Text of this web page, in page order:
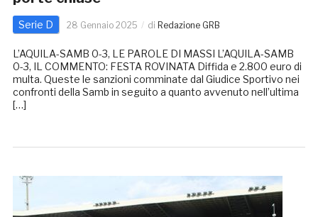
Serie D 28 Gennaio 2025 di Redazione GRB
L’AQUILA-SAMB 0-3, LE PAROLE DI MASSI L’AQUILA-SAMB
0-3, IL COMMENTO: FESTA ROVINATA Diffida e 2.800 euro di
multa. Queste le sanzioni comminate dal Giudice Sportivo nei
confronti della Samb in seguito a quanto avvenuto nell’ultima
[…]